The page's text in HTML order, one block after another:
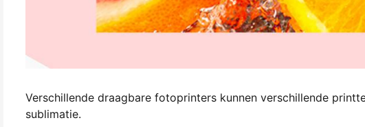
Verschillende draagbare fotoprinters kunnen verschillende
sublimatie.